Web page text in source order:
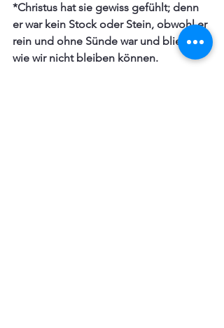
*Christus hat sie gewiss gefühlt; denn
er war kein Stock oder Stein, obwohl er
rein und ohne Sünde war und blieb, so
wie wir nicht bleiben können.